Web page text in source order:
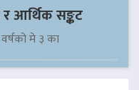
आर्थिक सङ्कट
मे ३ का